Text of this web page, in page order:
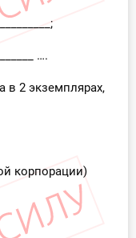
….
2 экземплярах,
корпорации)